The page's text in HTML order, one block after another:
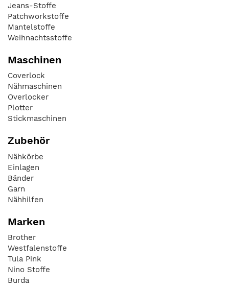
Jeans-Stoffe
Patchworkstoffe
Mantelstoffe
Weihnachtsstoffe
Maschinen
Coverlock
Nähmaschinen
Overlocker
Plotter
Stickmaschinen
Zubehör
Nähkörbe
Einlagen
Bänder
Garn
Nähhilfen
Marken
Brother
Westfalenstoffe
Tula Pink
Nino Stoffe
Burda